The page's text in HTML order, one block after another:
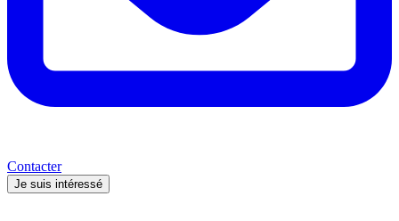
Contacter
Je suis intéressé